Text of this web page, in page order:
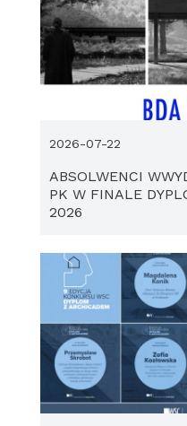
ABSOLWENCI
PK W FINALE
2026
2026-07-22